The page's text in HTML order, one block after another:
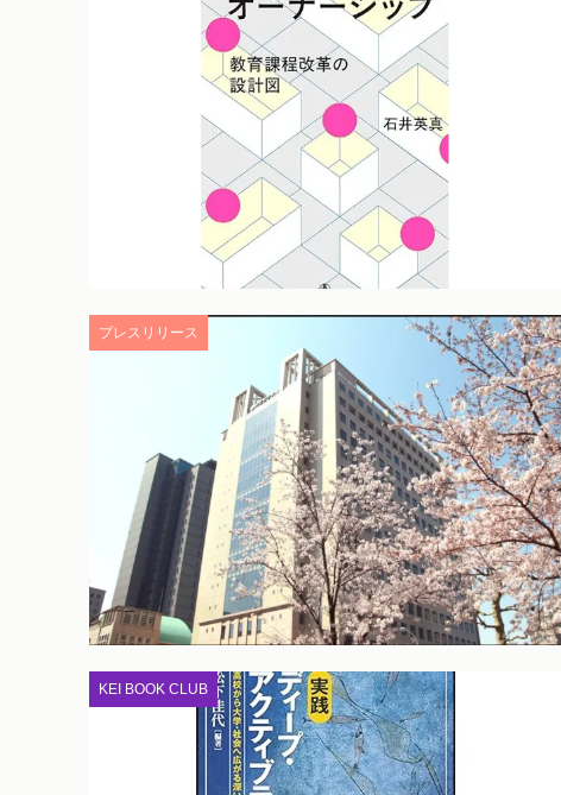
プレスリリース
KEI BOOK CLUB